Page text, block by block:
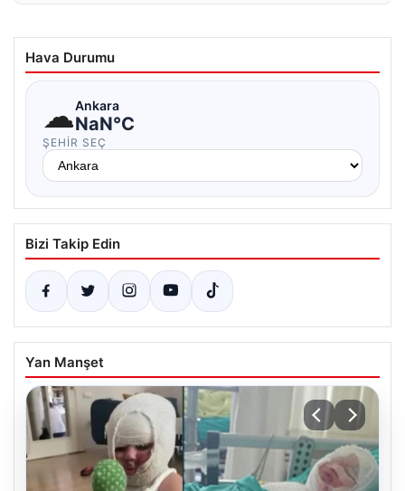
Hava Durumu
☁Ankara
NaN°C
ŞEHIR SEÇ
Bizi Takip Edin
Yan Manşet